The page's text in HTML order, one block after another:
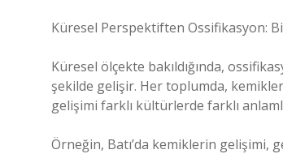
Küresel Perspektiften Ossifikasyon:
Küresel ölçekte bakıldığında,
şekilde gelişir. Her toplumda,
gelişimi farklı kültürlerde farklı
Örneğin, Batı’da kemiklerin gelişimi,